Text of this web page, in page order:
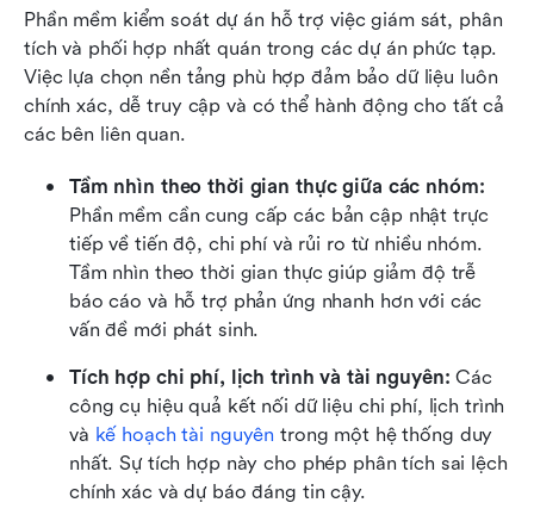
Phần mềm kiểm soát dự án hỗ trợ việc giám sát, phân
tích và phối hợp nhất quán trong các dự án phức tạp.
Việc lựa chọn nền tảng phù hợp đảm bảo dữ liệu luôn
chính xác, dễ truy cập và có thể hành động cho tất cả
các bên liên quan.
Phần mềm cần cung cấp các bản cập nhật trực
tiếp về tiến độ, chi phí và rủi ro từ nhiều nhóm.
Tầm nhìn theo thời gian thực giúp giảm độ trễ
báo cáo và hỗ trợ phản ứng nhanh hơn với các
vấn đề mới phát sinh.
Tích hợp chi phí, lịch trình và tài nguyên: Các
công cụ hiệu quả kết nối dữ liệu chi phí, lịch trình
và kế hoạch tài nguyên trong một hệ thống duy
nhất. Sự tích hợp này cho phép phân tích sai lệch
chính xác và dự báo đáng tin cậy.